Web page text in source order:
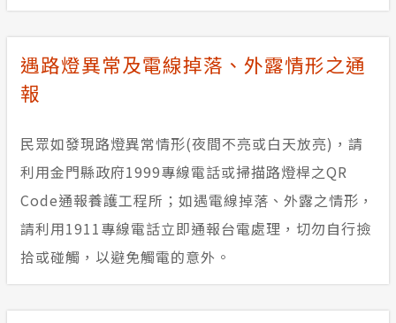
自訂區塊
遇路燈異常及電線掉落、外露情形之通
報
民眾如發現路燈異常情形(夜間不亮或白天放亮)，請
利用金門縣政府1999專線電話或掃描路燈桿之QR
Code通報養護工程所；如遇電線掉落、外露之情形，
請利用1911專線電話立即通報台電處理，切勿自行撿
拾或碰觸，以避免觸電的意外。